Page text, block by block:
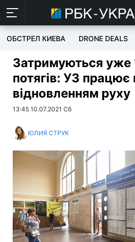
ОБСТРЕЛ КИЕВА DRONE DEALS
Затримуються уже
потягів: УЗ працює
відновленням руху
13:45 10.07.2021 Сб
ЮЛИЯ СТРУК